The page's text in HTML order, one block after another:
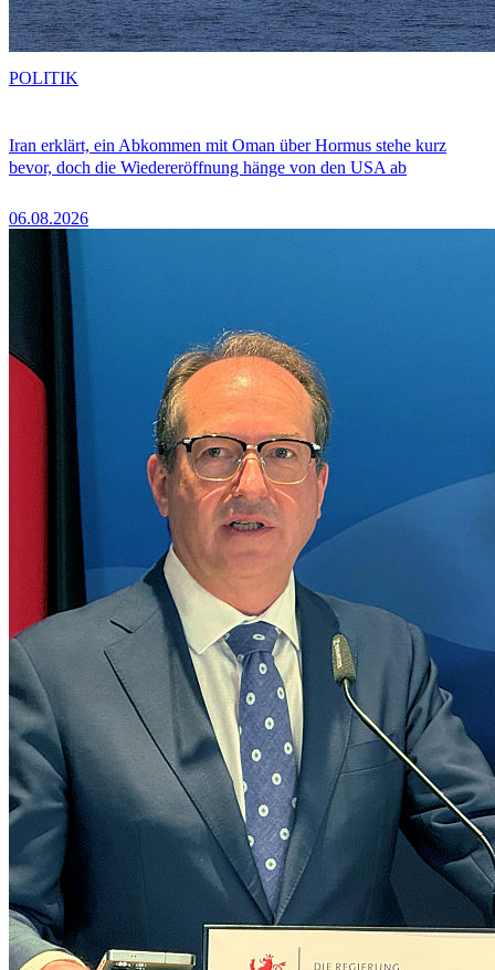
Iran erklärt, ein Abkommen mit Oman über Hormus stehe kurz
bevor, doch die Wiedereröffnung hänge von den USA ab
06.08.2026
POLITIK